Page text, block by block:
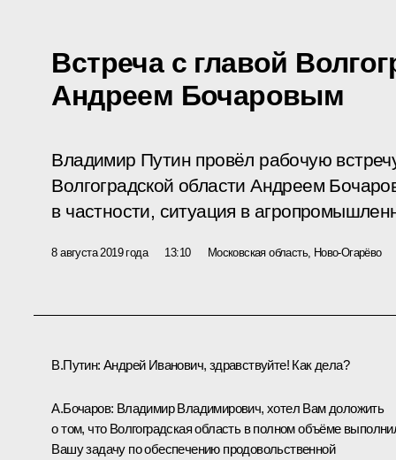
Встреча с главой
Андреем Бочаровым
Владимир Путин провёл рабочую
Волгоградской области Андреем
в частности, ситуация в
8 августа 2019 года 13:10 Московская область, Ново-Огарёво
В.Путин: Андрей Иванович, здравствуйте! Как дела?
А.Бочаров: Владимир Владимирович, хотел Вам доложить
о том, что Волгоградская область в полном объёме
Вашу задачу по обеспечению продовольственной